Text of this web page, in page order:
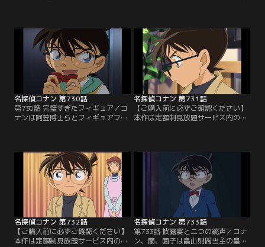
一家セレクション」にて3/14～
8/31まで配信中です。ご加入の方は
見放題ページよりご視聴ください。
／第728話 果実が詰まった宝箱（後
編）／コナンたちは倉庫前の防犯カ
メラの…。
怒する。この後、コナンは2階が火
事になっている事に気付く。コナン
たちは助けに向かうが美鈴は煙によ
って窒息死していた。皆は事故と考
えるが、コナンは殺人事件と疑っ
て…。
名探偵コナン 第730話
第730話 完璧すぎたフィギュア／コ
ナンは阿笠博士らとフィギュアフェ
していた。この後、会場控室で絶命
した北島が発見される。控室にいた
モデラー雑誌記者の広戸は取材に来
たら絶命していたと証言。麗香、森
下、広戸が容疑者に浮上するが…。
名探偵コナン 第731話
【ご購入前に必ずご確認ください】
本作は定額制見放題サービス内の
＆警視庁セレクション」にて3/14～
8/31まで配信中です。ご加入の方は
見放題ページよりご視聴ください。
／第731話 現場の隣人は元カレ（前
編）／交通課の苗子の携帯に桜子か
ら家政婦を…。
名探偵コナン 第732話
【ご購入前に必ずご確認ください】
本作は定額制見放題サービス内の
名探偵コナン 第733話
第733話 披露宴と二つの銃声／コナ
ン、蘭、園子は畠山財閥当主の畠山